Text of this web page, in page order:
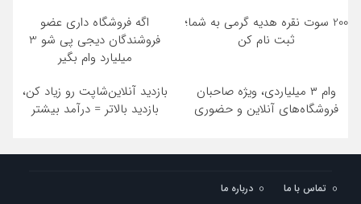
200 سوت نقره هدیه گرمی به شما؛
ثبت نام کن
اگه فروشگاه داری عضو
فروشندگان دیجی پی شو 3
میلیارد وام بگیر
وام ۳ میلیاردی، ویژه صاحبان
فروشگاه‌های آنلاین و حضوری
بازدید آنلاین‌شاپت رو زیاد کن،
بازدید بالاتر = درآمد بیشتر
تماس با ما درباره ما